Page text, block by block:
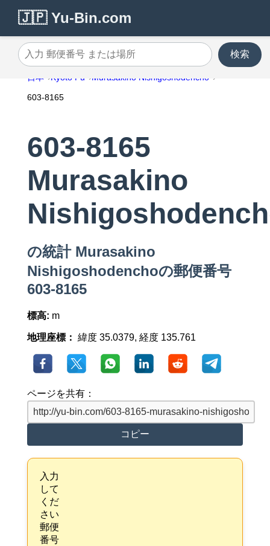
🇯🇵 Yu-Bin.com
入力 郵便番号 または場所
検索
日本 Kyoto Fu Murasakino Nishigoshodencho
603-8165
603-8165
Murasakino
の統計 Murasakino
Nishigoshodenchoの郵便番号
603-8165
標高: m
地理座標： 緯度 35.0379, 経度 135.761
ページを共有：
コピー
入力
して
くだ
さい
郵便
番号